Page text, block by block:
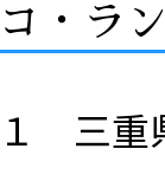
・ラ
三重